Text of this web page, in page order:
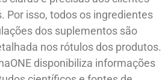
Por isso, todos os ingredientes
dos suplementos são
nos rótulos dos produtos.
disponibiliza informações